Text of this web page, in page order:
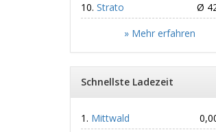
Strato
Ø
» Mehr erfahren
Schnellste Ladezeit
Mittwald